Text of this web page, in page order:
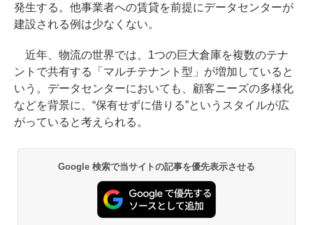
発生する。他事業者への賃貸を前提にデータセンターが
建設される例は少なくない。
近年、物流の世界では、1つの巨大倉庫を複数のテナ
ントで共有する「マルチテナント型」が増加していると
いう。データセンターにおいても、顧客ニーズの多様化
などを背景に、“保有せずに借りる”というスタイルが広
がっていると考えられる。
Google 検索で当サイトの記事を優先表示させる